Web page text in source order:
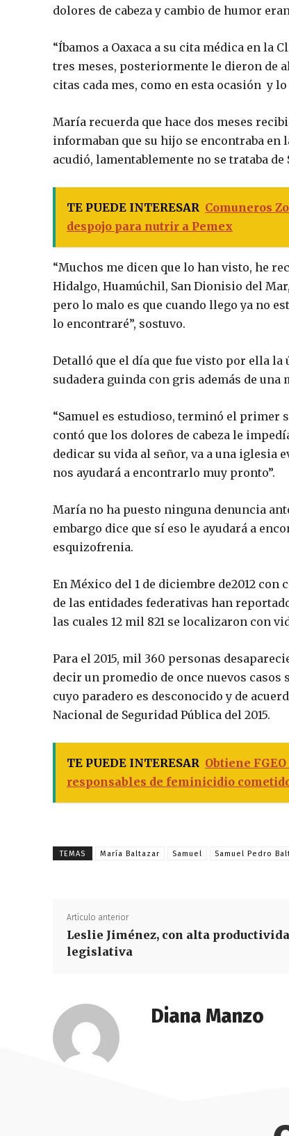
dolores de cabeza y cambio de humor
“Íbamos a Oaxaca a su cita médica en
tres meses, posteriormente le dieron de
citas cada mes, como en esta ocasión y
María recuerda que hace dos meses
informaban que su hijo se encontraba en
acudió, lamentablemente no se trataba de
TE PUEDE INTERESAR Comuneros
despojo para nutrir a Pemex
“Muchos me dicen que lo han visto, he
Hidalgo, Huamúchil, San Dionisio del
pero lo malo es que cuando llego ya no
lo encontraré”, sostuvo.
Detalló que el día que fue visto por ella
sudadera guinda con gris además de una
“Samuel es estudioso, terminó el primer
contó que los dolores de cabeza le
dedicar su vida al señor, va a una iglesia
nos ayudará a encontrarlo muy pronto”.
María no ha puesto ninguna denuncia
embargo dice que sí eso le ayudará a
esquizofrenia.
En México del 1 de diciembre de2012
de las entidades federativas han
las cuales 12 mil 821 se localizaron con
Para el 2015, mil 360 personas
decir un promedio de once nuevos
cuyo paradero es desconocido y de
Nacional de Seguridad Pública del 2015.
TE PUEDE INTERESAR Obtiene
responsables de feminicidio
TEMAS María Baltazar Samuel Samuel Pedro
Artículo anterior
Leslie Jiménez, con alta
legislativa
Diana Manzo